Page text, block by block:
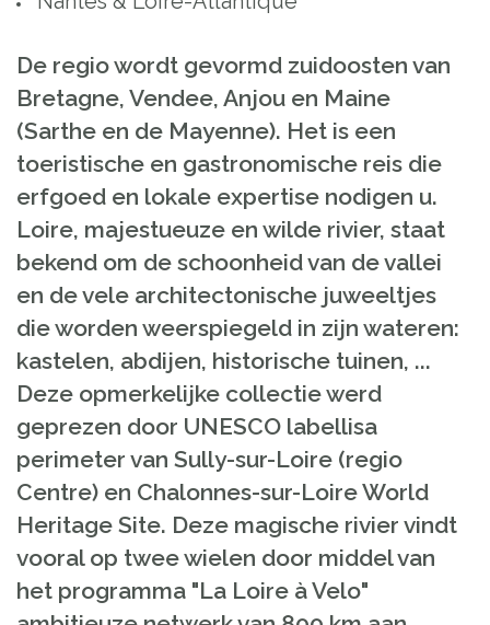
De regio wordt gevormd zuidoosten van
Bretagne, Vendee, Anjou en Maine
(Sarthe en de Mayenne). Het is een
toeristische en gastronomische reis die
erfgoed en lokale expertise nodigen u.
Loire, majestueuze en wilde rivier, staat
bekend om de schoonheid van de vallei
en de vele architectonische juweeltjes
die worden weerspiegeld in zijn wateren:
kastelen, abdijen, historische tuinen, ...
Deze opmerkelijke collectie werd
geprezen door UNESCO labellisa
perimeter van Sully-sur-Loire (regio
Centre) en Chalonnes-sur-Loire World
Heritage Site. Deze magische rivier vindt
vooral op twee wielen door middel van
het programma "La Loire à Velo"